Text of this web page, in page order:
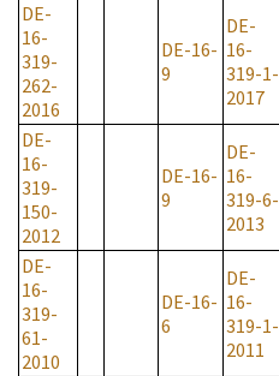
DE-
16-
319-
262-
2016
DE-16-
9
DE-
16-
319-1-
2017
DE-
16-
319-
150-
2012
DE-16-
9
DE-
16-
319-6-
2013
DE-
16-
319-
61-
2010
DE-16-
6
DE-
16-
319-1-
2011